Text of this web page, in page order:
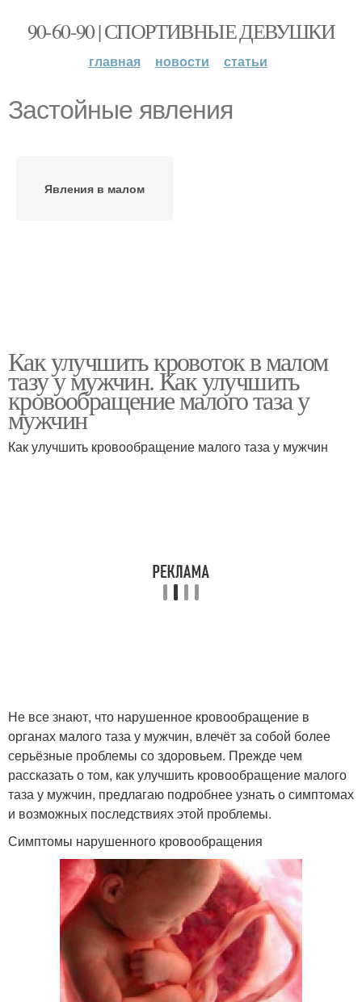
90-60-90 | СПОРТИВНЫЕ ДЕВУШКИ
главная новости статьи
Застойные явления
Явления в малом
Как улучшить кровоток в малом
тазу у мужчин. Как улучшить
кровообращение малого таза у
мужчин
Как улучшить кровообращение малого таза у мужчин
Не все знают, что нарушенное кровообращение в
органах малого таза у мужчин, влечёт за собой более
серьёзные проблемы со здоровьем. Прежде чем
рассказать о том, как улучшить кровообращение малого
таза у мужчин, предлагаю подробнее узнать о симптомах
и возможных последствиях этой проблемы.
Симптомы нарушенного кровообращения